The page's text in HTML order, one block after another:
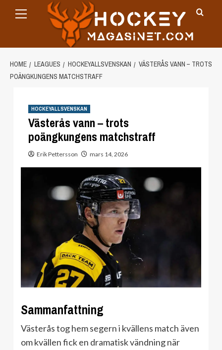
Menu
HOME LEAGUES HOCKEYALLSVENSKAN
VÄSTERÅS VANN – TROTS
POÄNGKUNGENS MATCHSTRAFF
HOCKEYALLSVENSKAN
Västerås vann – trots
poängkungens matchstraff
Erik Pettersson mars 14, 2026
Sammanfattning
Västerås tog hem segern i kvällens match även
om kvällen fick en dramatisk vändning när